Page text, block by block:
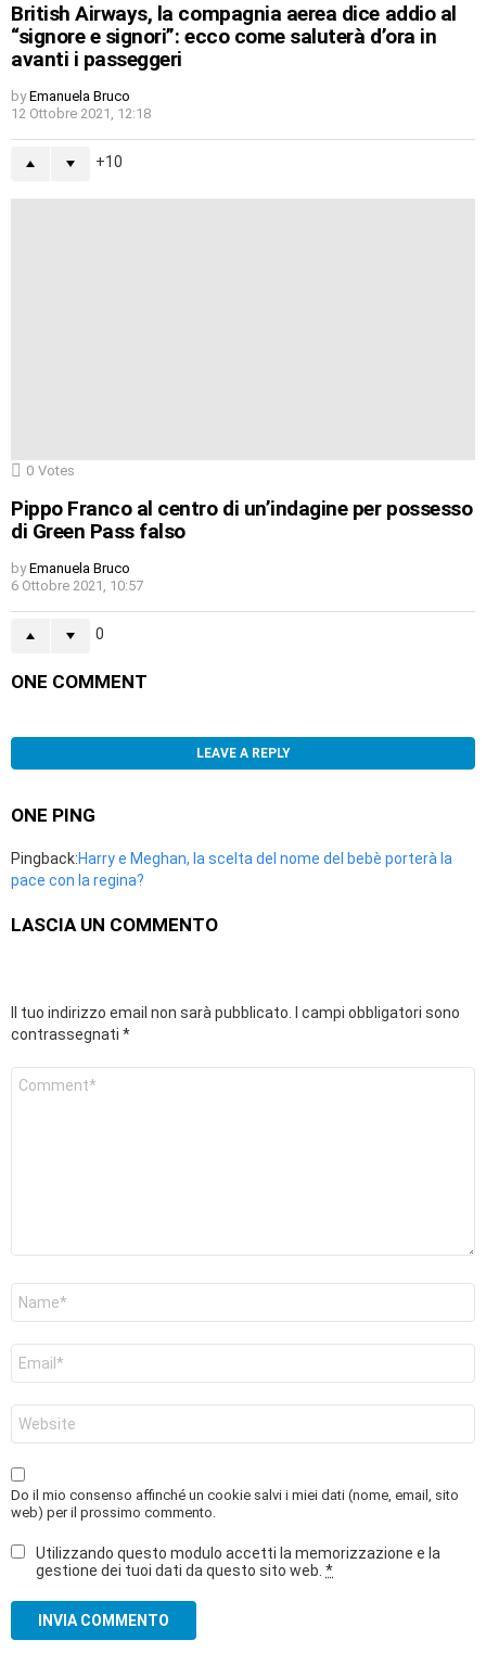
British Airways, la compagnia aerea dice addio al
“signore e signori”: ecco come saluterà d’ora in
avanti i passeggeri
by Emanuela Bruco
12 Ottobre 2021, 12:18
10
0 Votes
Pippo Franco al centro di un’indagine per possesso
di Green Pass falso
by Emanuela Bruco
6 Ottobre 2021, 10:57
0
ONE COMMENT
LEAVE A REPLY
ONE PING
Pingback:Harry e Meghan, la scelta del nome del bebè porterà la
pace con la regina?
LASCIA UN COMMENTO
Il tuo indirizzo email non sarà pubblicato.
I campi obbligatori sono
contrassegnati *
web
Do il mio consenso affinché un cookie salvi i miei dati (nome, email, sito
web) per il prossimo commento.
Utilizzando questo modulo accetti la memorizzazione e la
gestione dei tuoi dati da questo sito web. *